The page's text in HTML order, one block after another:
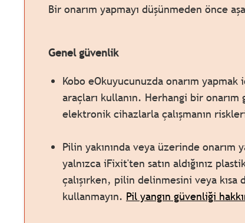
Bir onarım yapmayı düşünmeden önce
Genel güvenlik
Kobo eOkuyucunuzda onarım
araçları kullanın. Herhangi bir
elektronik cihazlarla çalışmanın
Pilin yakınında veya üzerinde onarım
yalnızca iFixit'ten satın aldığınız
çalışırken, pilin delinmesini veya
kullanmayın. Pil yangın güvenliği